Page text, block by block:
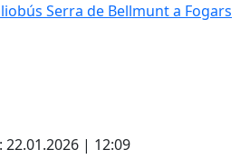
Serra de Bellmunt a Fogars
| 12:09